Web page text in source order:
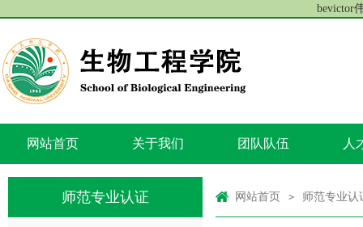
bevictor
网站首页 关于我们 团队队伍 人
师范专业认证 网站首页 > 师范专业认